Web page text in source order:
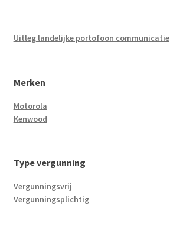
Uitleg landelijke portofoon communicatie
Merken
Motorola
Kenwood
Type vergunning
Vergunningsvrij
Vergunningsplichtig